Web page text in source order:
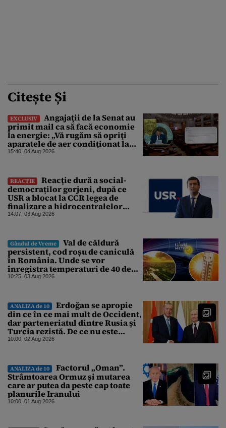
Citește Și
EXCLUSIV
Angajaţii de la Senat au
primit mail ca să facă economie
la energie: „Vă rugăm să opriţi
aparatele de aer condiţionat la
sfârşitul programului”
15:40, 04 Aug 2026
REACȚIE
Reacție dură a social-
democraților gorjeni, după ce
USR a blocat la CCR legea de
finalizare a hidrocentralelor
abandonate. „Nu ne-ar surprinde
abătut o cupolă de foc”
14:07, 03 Aug 2026
Gândul de Vreme
Val de căldură
persistent, cod roșu de caniculă
în România. Unde se vor
înregistra temperaturi de 40 de
grade, potrivit ANM
10:25, 03 Aug 2026
ANALIZA de 10
Erdoğan se apropie
din ce în ce mai mult de Occident,
dar parteneriatul dintre Rusia și
Turcia rezistă. De ce nu este
Moscova îngrijorată de
10:00, 02 Aug 2026
ANALIZA de 10
Factorul „Oman”.
Strâmtoarea Ormuz și mutarea
care ar putea da peste cap toate
planurile Iranului
10:00, 01 Aug 2026